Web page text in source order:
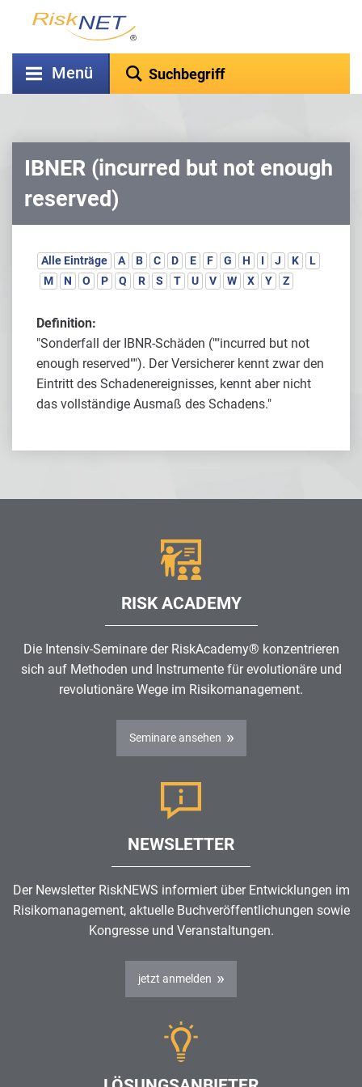
Menü
IBNER (incurred but not enough
reserved)
Alle Einträge A B C D E F G H I J K
L
M
N O P Q R S T U V W X Y Z
Definition:
"Sonderfall der IBNR-Schäden (""incurred but not
enough reserved""). Der Versicherer kennt zwar den
Eintritt des Schadenereignisses, kennt aber nicht
das vollständige Ausmaß des Schadens."
RISK ACADEMY
Die Intensiv-Seminare der RiskAcademy® konzentrieren
sich auf Methoden und Instrumente für evolutionäre und
revolutionäre Wege im Risikomanagement.
Seminare ansehen
NEWSLETTER
Der Newsletter RiskNEWS informiert über Entwicklungen im
Risikomanagement, aktuelle Buchveröffentlichungen sowie
Kongresse und Veranstaltungen.
jetzt anmelden